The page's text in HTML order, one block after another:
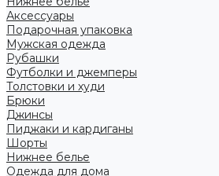
Аксессуары
Подарочная упаковка
Мужская одежда
Рубашки
Футболки и джемперы
Толстовки и худи
Брюки
Джинсы
Пиджаки и кардиганы
Шорты
Нижнее белье
Одежда для дома